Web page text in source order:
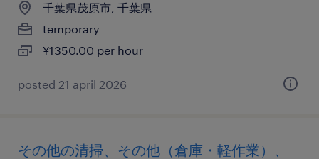
千葉県茂原市, 千葉県
temporary
¥1350.00 per hour
posted 21 april 2026
その他の清掃、その他（倉庫・軽作業）、